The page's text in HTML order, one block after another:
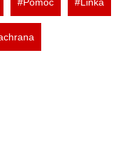
#Pomoc #Linka